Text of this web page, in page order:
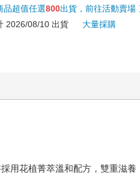
品超值任選800出貨，前往活動賣場
2026/08/10 出貨
大量採購
用花植菁萃溫和配方，雙重滋